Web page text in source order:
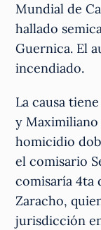
Mundial de
hallado
Guernica. El
incendiado.
La causa
y Maximiliano
homicidio
el comisario
comisaría 4ta
Zaracho,
jurisdicción